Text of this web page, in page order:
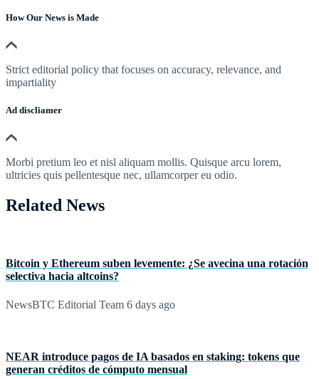
How Our News is Made
Strict editorial policy that focuses on accuracy, relevance, and
impartiality
Ad discliamer
Morbi pretium leo et nisl aliquam mollis. Quisque arcu lorem,
ultricies quis pellentesque nec, ullamcorper eu odio.
Related News
Bitcoin y Ethereum suben levemente: ¿Se avecina una rotación
selectiva hacia altcoins?
NewsBTC Editorial Team 6 days ago
NEAR introduce pagos de IA basados en staking: tokens que
generan créditos de cómputo mensual